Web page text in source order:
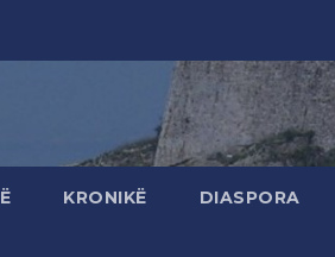
KRONIKË DIASPORA